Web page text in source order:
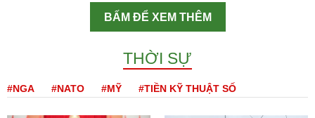
BẤM ĐỂ XEM THÊM
THỜI SỰ
#NGA #NATO #MỸ #TIỀN KỸ THUẬT SỐ